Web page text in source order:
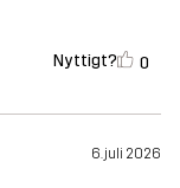
Nyttigt? 0
6. juli 2026